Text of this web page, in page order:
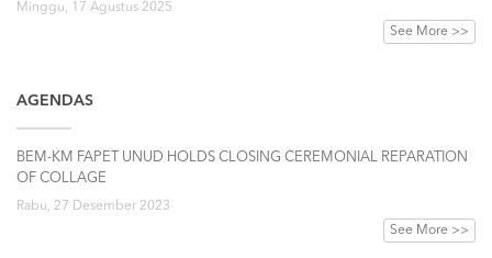
Minggu, 17 Agustus 2025
See More >>
AGENDAS
BEM-KM FAPET UNUD HOLDS CLOSING CEREMONIAL REPARATION
OF COLLAGE
Rabu, 27 Desember 2023
See More >>